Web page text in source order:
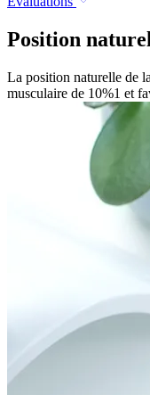
Position
La position naturelle de
musculaire de 10%1 et